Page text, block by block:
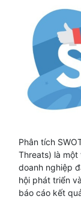
Phân tích
Threats) là
doanh nghiệp
hội phát triển
báo cáo kết